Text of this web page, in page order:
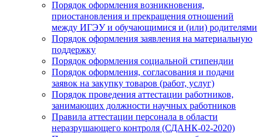
Порядок оформления возникновения,
приостановления и прекращения отношений
между ИГЭУ и обучающимися и (или) родителями
Порядок оформления заявления на материальную
поддержку
Порядок оформления социальной стипендии
Порядок оформления, согласования и подачи
заявок на закупку товаров (работ, услуг)
Порядок проведения аттестации работников,
занимающих должности научных работников
Правила аттестации персонала в области
неразрушающего контроля (СДАНК-02-2020)